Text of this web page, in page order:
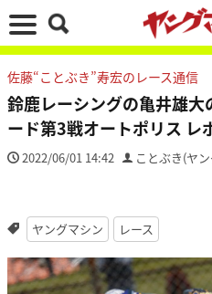
佐藤“ことぶき”寿宏のレース通信
鈴鹿レーシングの亀井雄
ード第3戦オートポリス レ
2022/06/01 14:42 ことぶき(ヤ
ヤングマシン レース